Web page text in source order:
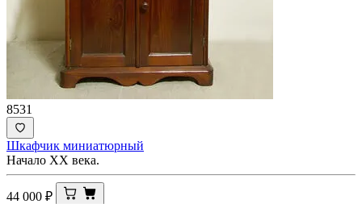
8531
Шкафчик миниатюрный
Начало XX века.
44 000 ₽